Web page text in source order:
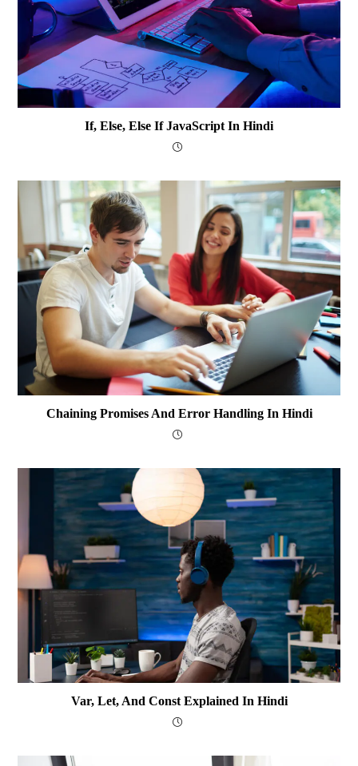
If, Else, Else If JavaScript In Hindi
Chaining Promises And Error Handling In Hindi
Var, Let, And Const Explained In Hindi